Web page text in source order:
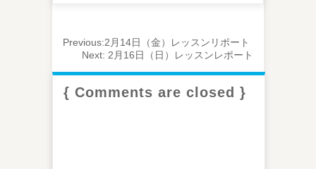
Previous:2月14日（金）レッスンリポート
Next: 2月16日（日）レッスンレポート
{ Comments are closed }